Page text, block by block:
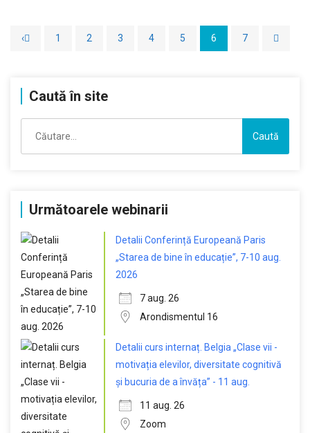
‹ 1 2 3 4 5 6 7
Caută în site
după:
Următoarele webinarii
Detalii Conferință Europeană Paris
„Starea de bine în educație”, 7-10 aug.
2026
7 aug. 26
Arondismentul 16
Detalii curs internaț. Belgia „Clase vii -
motivația elevilor, diversitate cognitivă
și bucuria de a învăța” - 11 aug.
11 aug. 26
Zoom